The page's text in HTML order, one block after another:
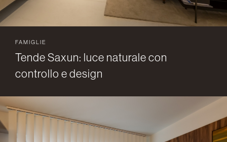
FAMIGLIE
Tende Saxun: luce naturale con
controllo e design